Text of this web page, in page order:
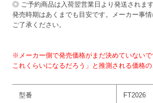
◎ ご予約商品は入荷翌営業日より発送されます
発売時期はあくまでも目安です。メーカー事
ご了承ください。
※メーカー側で発売価格がまだ決めていない
これくらいになるだろう」と推測される価格の
型番 FT2026